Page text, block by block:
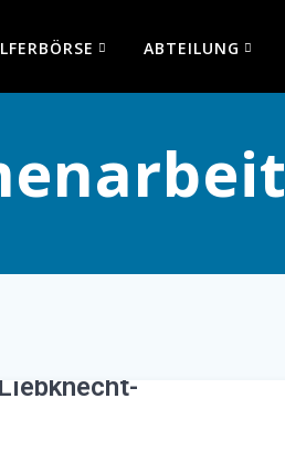
ABTEILUNG